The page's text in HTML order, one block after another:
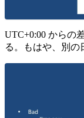
UTC+0:00 からの
る。もはや、別の